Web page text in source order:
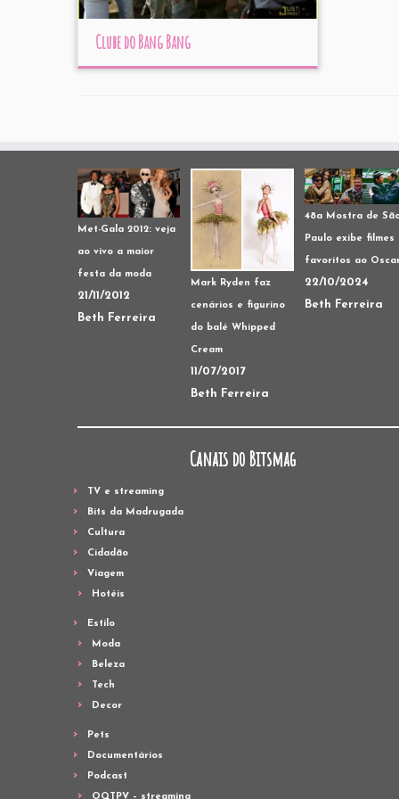
Clube do Bang Bang
Met-Gala 2012: veja
ao vivo a maior
festa da moda
21/11/2012
Beth Ferreira
Mark Ryden faz
cenários e figurino
do balé Whipped
Cream
11/07/2017
Beth Ferreira
48a Mostra de
Paulo exibe filmes
favoritos ao
22/10/2024
Beth Ferreira
Canais do Bitsmag
TV e streaming
Bits da Madrugada
Cultura
Cidadão
Viagem
Hotéis
Estilo
Moda
Beleza
Tech
Decor
Pets
Documentários
Podcast